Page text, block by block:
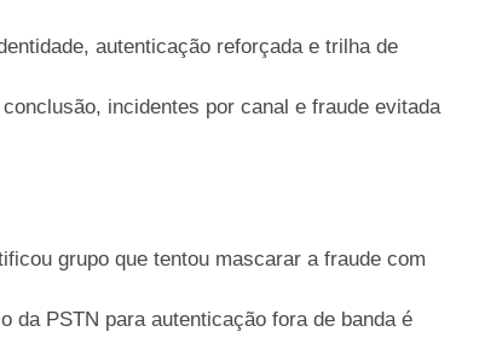
autenticação reforçada e trilha de
incidentes por canal e fraude evitada
grupo que tentou mascarar a fraude com
da PSTN para autenticação fora de banda é